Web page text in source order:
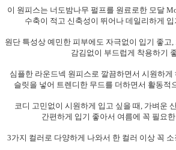
이 원피스는 너도밤나무 펄프를 원료로한 모달
수축이 적고 신축성이 뛰어나 데일리하게
원단 특성상 예민한 피부에도 자극없이 입기 좋고
감김없이 부드럽게 착용하기
심플한 라운드넥 원피스로 깔끔하면서 시원하게
슬릿을 넣어 트렌디한 무드를 더하면서 활동적
코디 고민없이 시원하게 입고 싶을 때, 가벼운
간편하게 입기 좋아서 여름에 꼭 필요
3가지 컬러로 다양하게 나와서 한 컬러 이상 꼭